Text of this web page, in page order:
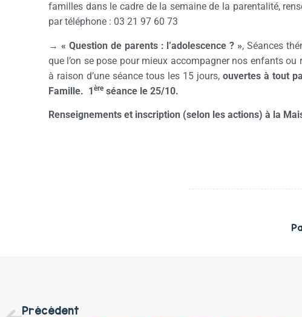
familles dans le cadre de la semaine de la parentalité,
par téléphone : 03 21 97 60 73
→ « Question de parents : l’adolescence ? », Séances
que l’on se pose pour mieux accompagner nos enfants
à raison d’une séance tous les 15 jours, ouvertes à tout
Famille. 1èreséance le 25/10.
Renseignements et inscription (selon les actions) à la
Précédent